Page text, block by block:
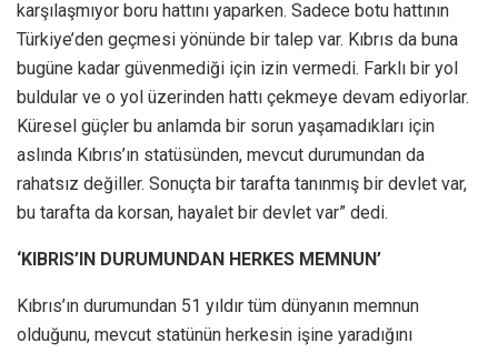
karşılaşmıyor boru hattını yaparken. Sadece botu hattının
Türkiye’den geçmesi yönünde bir talep var. Kıbrıs da buna
bugüne kadar güvenmediği için izin vermedi. Farklı bir yol
buldular ve o yol üzerinden hattı çekmeye devam ediyorlar.
Küresel güçler bu anlamda bir sorun yaşamadıkları için
aslında Kıbrıs’ın statüsünden, mevcut durumundan da
rahatsız değiller. Sonuçta bir tarafta tanınmış bir devlet var,
bu tarafta da korsan, hayalet bir devlet var” dedi.
‘KIBRIS’IN DURUMUNDAN HERKES MEMNUN’
Kıbrıs’ın durumundan 51 yıldır tüm dünyanın memnun
olduğunu, mevcut statünün herkesin işine yaradığını